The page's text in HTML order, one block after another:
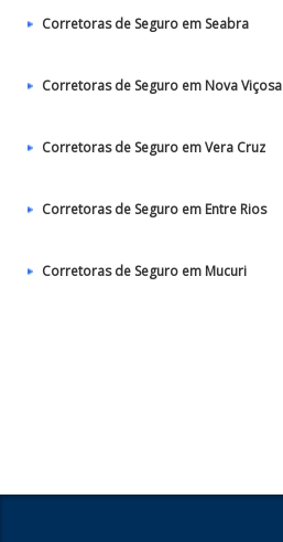
Corretoras de Seguro em Seabra
Corretoras de Seguro em Nova Viçosa
Corretoras de Seguro em Vera Cruz
Corretoras de Seguro em Entre Rios
Corretoras de Seguro em Mucuri